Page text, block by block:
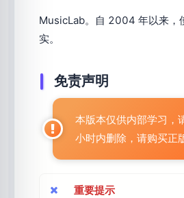
MusicLab。自 2004 年以来，
实。
免责声明
本版本仅供内部学习，
小时内删除，请购买正
重要提示